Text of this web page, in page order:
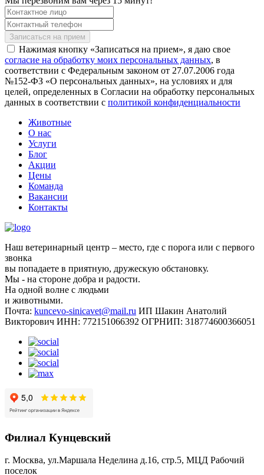
Нажимая кнопку «Записаться на прием», я даю свое
согласие на обработку моих персональных данных, в
соответствии с Федеральным законом от 27.07.2006 года
№152-ФЗ «О персональных данных», на условиях и для
целей, определенных в Согласии на обработку персональных
данных в соответствии с политикой конфиденциальности
Животные
О нас
Услуги
Блог
Акции
Цены
Команда
Вакансии
Контакты
Наш ветеринарный центр – место, где с порога или с первого
звонка
вы попадаете в приятную, дружескую обстановку.
Мы - на стороне добра и радости.
На одной волне с людьми
и животными.
Почта: kuncevo-sinicavet@mail.ru ИП Шакин Анатолий
Викторович ИНН: 772151066392 ОГРНИП: 318774600366051
Филиал Кунцевский
г. Москва, ул.Маршала Неделина д.16, стр.5, МЦД Рабочий
поселок